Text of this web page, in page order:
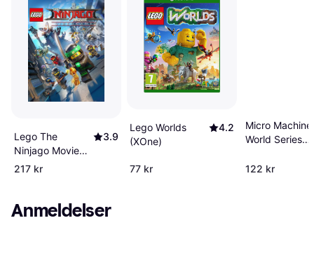
Lego The
Ninjago Movie
(XOne)
3.9
217 kr
Lego Worlds
(XOne)
4.2
77 kr
Micro
World Series
122 kr
Anmeldelser